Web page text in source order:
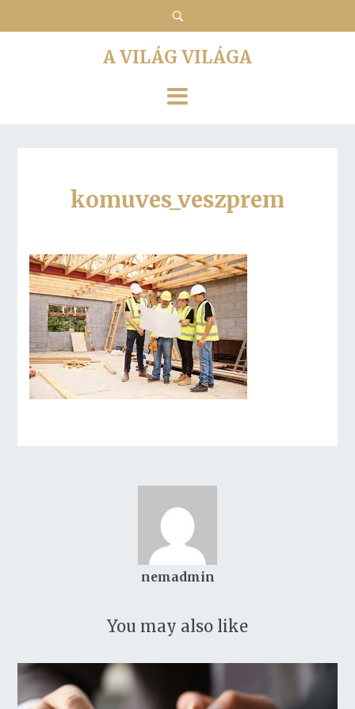
A VILÁG VILÁGA
komuves_veszprem
nemadmin
You may also like